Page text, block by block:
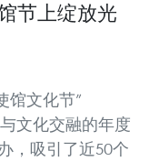
节上绽放光
馆文化节”
与文化交融的年度
，吸引了近50个